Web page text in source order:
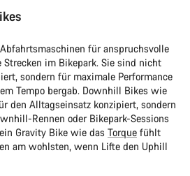
für anspruchsvolle
im Bikepark. Sie sind nicht
sondern für maximale Performance
Tempo bergab. Downhill Bikes wie
den Alltagseinsatz konzipiert, sondern
Rennen oder Bikepark-Sessions
Gravity Bike wie das Torque fühlt
am wohlsten, wenn Lifte den Uphill